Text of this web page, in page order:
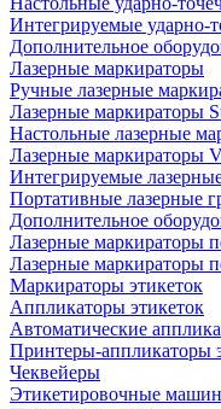
Интегрируемые ударно-
Дополнительное
Лазерные маркираторы
Ручные лазерные
Лазерные маркираторы
Настольные лазерные
Лазерные маркираторы
Интегрируемые
Портативные лазерные
Дополнительное
Лазерные маркираторы
Лазерные маркираторы
Маркираторы этикеток
Аппликаторы этикеток
Автоматические
Принтеры-аппликаторы
Чеквейеры
Этикетировочные